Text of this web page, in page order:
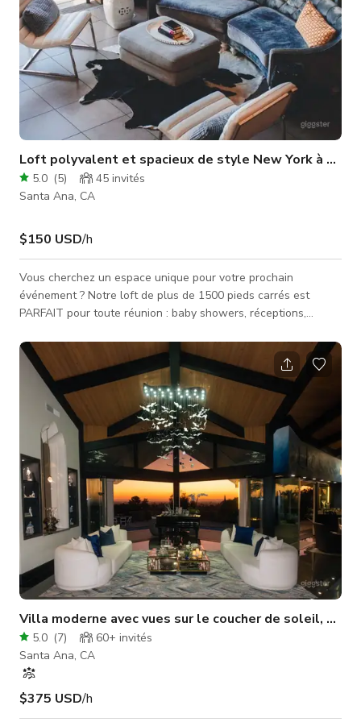
Loft polyvalent et spacieux de style New York à OC
5.0 (5) 45 invités
Santa Ana, CA
$150 USD/h
Vous cherchez un espace unique pour votre prochain
événement ? Notre loft de plus de 1500 pieds carrés est
PARFAIT pour toute réunion : baby showers, réceptions,
bureau, ateliers, événements de marketing réseau, séminaires,
boutiques éphémères et plus encore ! Situé au centre du
comté d'Orange, juste en face du centre commercial Main
Place (près des autoroutes 5 et 22). C'est vraiment un espace
polyvalent. Le rez-
Villa moderne avec vues sur le coucher de soleil,
5.0 (7) 60+ invités
Santa Ana, CA
$375 USD/h